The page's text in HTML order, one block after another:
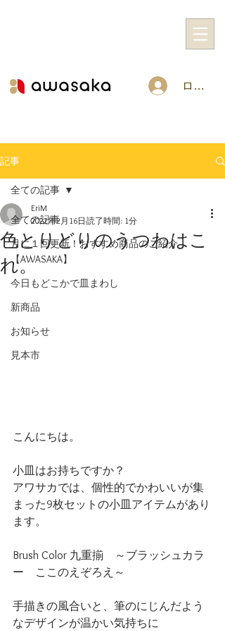
ログイン
記事
全ての記事
月に１回更新！おすすめ商品のご紹介
【AWASAKA】
今日もどこかで皿まわし
新商品
お知らせ
見本市
全ての記事
色とりどりのうつわはこ
れ。
EriM
2022年2月16日 読了時間: 1分
こんにちは。
小皿はお持ちですか？
アワサカでは、個性的でかわいいが集
まった9枚セットの小皿アイテムがあり
ます。
Brush Color 九重揃　～ブラッシュカラ
ー　ここのえぞろえ～
手描きの風合いと、筆のにじんだよう
なデザインが温かい気持ちに